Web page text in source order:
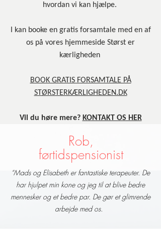
hvordan vi kan hjælpe.
I kan booke en gratis forsamtale med en af
os på vores hjemmeside Størst er
kærligheden
BOOK GRATIS FORSAMTALE PÅ
STØRSTERKÆRLIGHEDEN.DK
Vil du høre mere? KONTAKT OS HER
Rob,
førtidspensionist
“Mads og Elisabeth er fantastiske terapeuter. De
har hjulpet min kone og jeg til at blive bedre
mennesker og et bedre par. De gør et glimrende
arbejde med os.